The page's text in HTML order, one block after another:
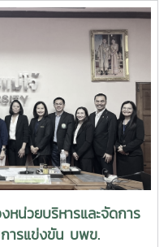
รพัฒนาระบบการผลิตเห็ดขี้
มีรองศาสตราจารย์ ดร.ชัย
าลัยแม่โจ้ ให้เกียรติเป็นผู้
รดังกล่าวเป็นความร่วม
วิทยาลัยแม่โจ้ ภายใต้
ย พัฒนา และกำกับควบคุม
โยชน์ทางการแพทย์ภายใต้
วบคุมแห่งพระราชกฤษฎีกา
ารสำคัญจากพืชฝิ่นและ
กษาวิจัย พ.ศ. 2568 ณ ห้อง
ทยาศาสตร์ มหาวิทยาลัย
หน่วยบริหารและจัดการ
ารแข่งขัน บพข.